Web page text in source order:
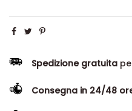
Spedizione gratuita
Consegna in 24/48